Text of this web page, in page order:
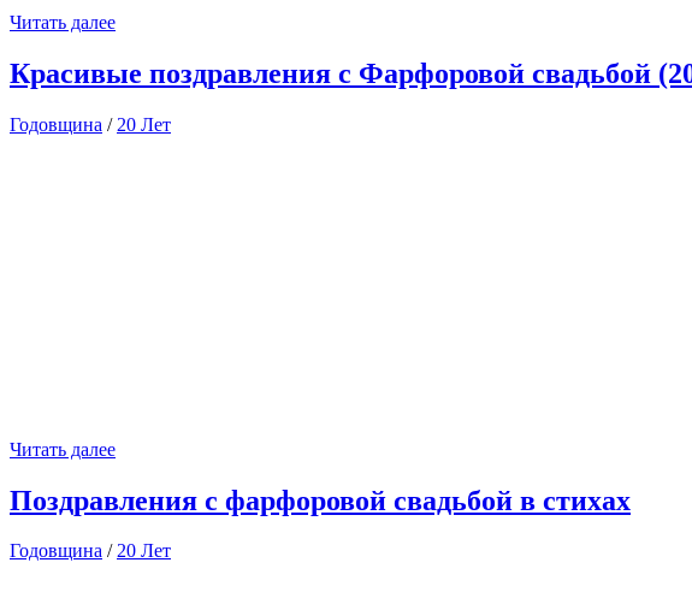
Читать далее
Красивые поздравления с Фарфоровой свадьбой
Годовщина / 20 Лет
Читать далее
Поздравления с фарфоровой свадьбой в стихах
Годовщина /20 Лет